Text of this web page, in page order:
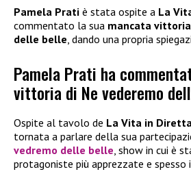
Pamela Prati è stata ospite a La
commentato la sua mancata
delle belle , dando una propria
Pamela Prati ha
vittoria di Ne vederemo
Ospite al tavolo de La Vita in
tornata a parlare della sua
vedremo delle belle, show in cui è
protagoniste più apprezzate e spesso